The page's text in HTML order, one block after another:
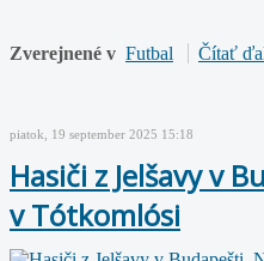
Zverejnené v Futbal Čítať
piatok, 19 september 2025 15:18
Hasiči z Jelšavy v
v Tótkomlósi